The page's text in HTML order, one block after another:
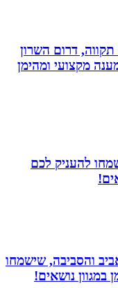
דרום השרון
מקצועי ומהימן
להעניק לכם
והסביבה, שישמחו
נושאים!